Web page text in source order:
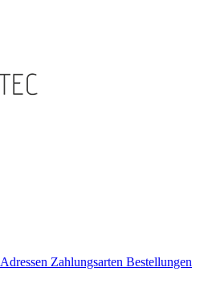
Adressen Zahlungsarten Bestellungen